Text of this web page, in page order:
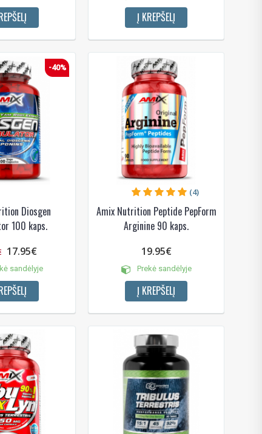
Į KREPŠELĮ
-40%
Diosgen
100 kaps.
17.95€
sandėlyje
Amix Nutrition Peptide PepForm
Arginine 90 kaps.
(4)
19.95€
Prekė sandėlyje
Į KREPŠELĮ